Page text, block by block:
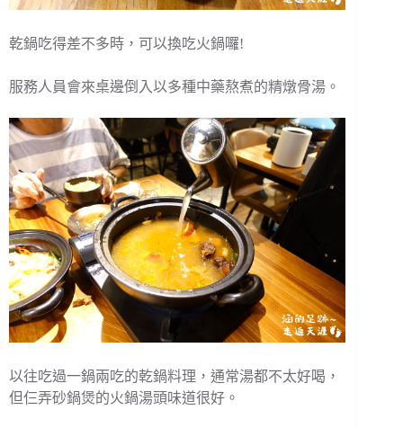
乾鍋吃得差不多時，可以換吃火鍋囉!
服務人員會來桌邊倒入以多種中藥熬煮的精燉骨湯。
以往吃過一鍋兩吃的乾鍋料理，通常湯都不太好喝，
但仨弄砂鍋煲的火鍋湯頭味道很好。